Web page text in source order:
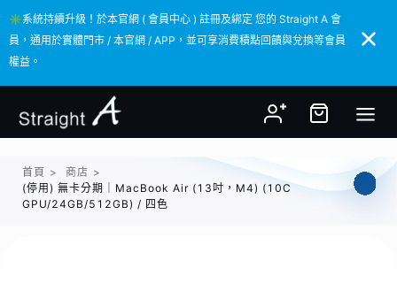
✳️系統持續升級！於本官網 ( 會員中心 ) 註冊及綁定 您的 Straight A 會
員，通用於實體門市 / 本官網 / APP，並可享消費積點回饋與兌換等會員
權益。
✳️系統持續升級！於本官網 ( 會員中心 ) 註冊及綁定 您的 Straight A 會
員，通用於實體門市 / 本官網 / APP，並可享消費積點回饋與兌換等會員
權益。
首頁 > 商店 >
(停用) 無卡分期｜MacBook Air (13吋，M4) (10C
GPU/24GB/512GB) / 四色